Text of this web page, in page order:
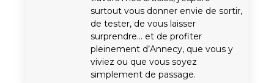
surtout vous donner envie de sortir,
de tester, de vous laisser
surprendre… et de profiter
pleinement d’Annecy, que vous y
viviez ou que vous soyez
simplement de passage.